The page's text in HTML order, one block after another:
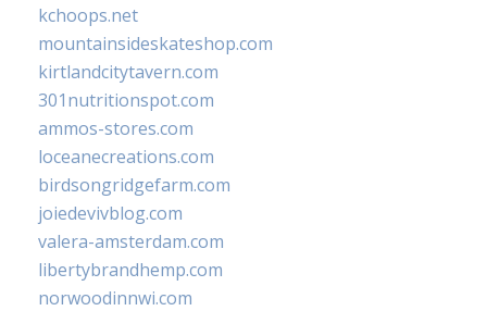
kchoops.net
mountainsideskateshop.com
kirtlandcitytavern.com
301nutritionspot.com
ammos-stores.com
loceanecreations.com
birdsongridgefarm.com
joiedevivblog.com
valera-amsterdam.com
libertybrandhemp.com
norwoodinnwi.com